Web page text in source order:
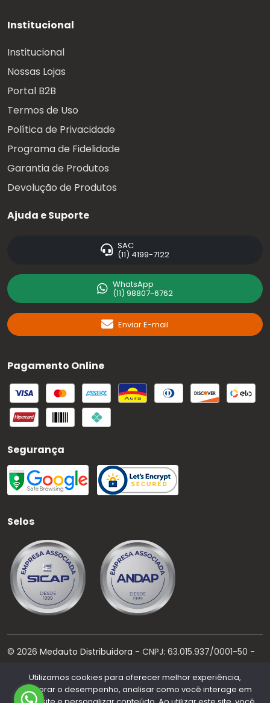
Institucional
Institucional
Nossas Lojas
Portal B2B
Termos de Uso
Política de Privacidade
Programa de Fidelidade
Garantia de Produtos
Devolução de Produtos
Ajuda e Suporte
SAC
(11) 4199-7122
WhatsApp
(11) 98807-6762
Enviar E-mail
Pagamento Online
Segurança
Selos
© 2026 Medauto Distribuidora - CNPJ: 63.015.937/0001-50 -
Desenvolvido por:
Utilizamos cookies para oferecer melhor experiência,
melhorar o desempenho, analisar como você interage em